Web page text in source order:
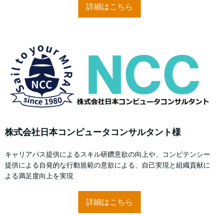
詳細はこちら
株式会社日本コンピュータコンサルタント様
キャリアパス提供によるスキル研鑽意欲の向上や、コンピテンシー
提供による自発的な行動規範の意欲による、自己実現と組織貢献に
よる満足度向上を実現
詳細はこちら